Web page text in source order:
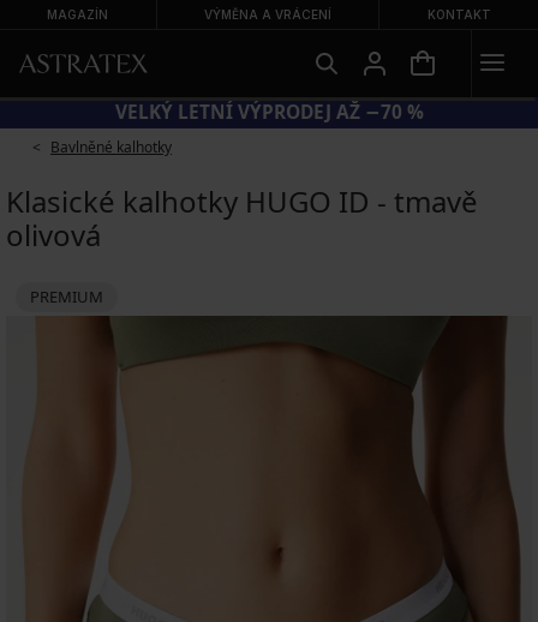
MAGAZÍN VÝMĚNA A VRÁCENÍ KONTAKT
KÓD BRA20 = PODPRSENKY −20 %
Bavlněné kalhotky
Klasické kalhotky HUGO ID - tmavě
olivová
PREMIUM